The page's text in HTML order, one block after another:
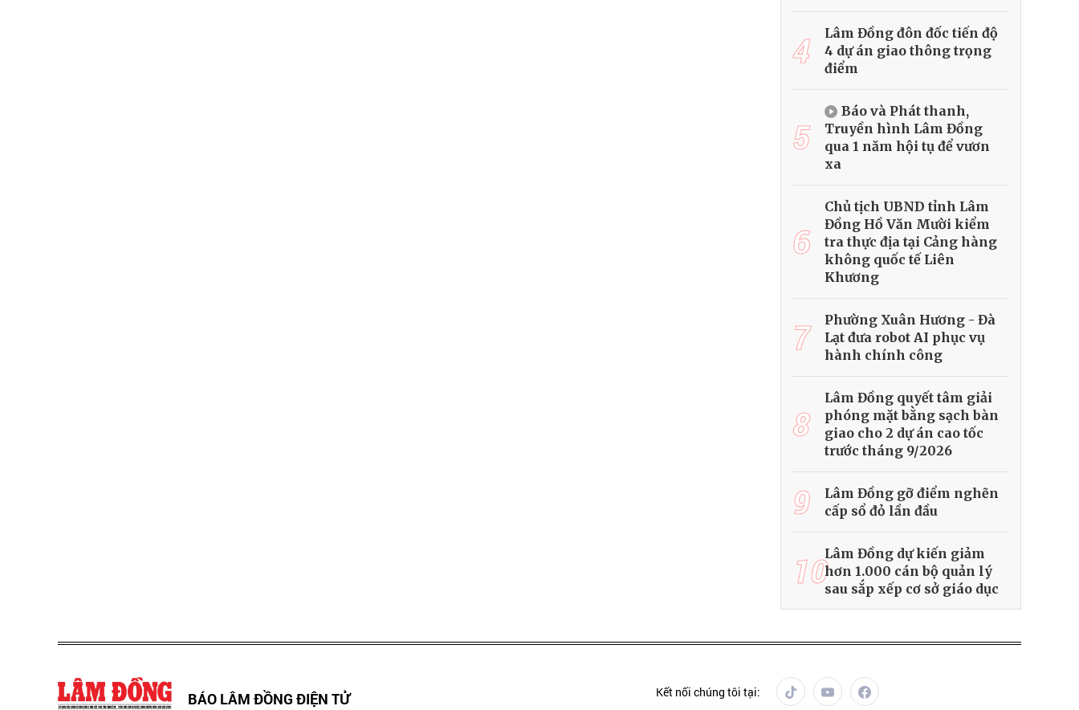
4
Lâm Đồng đôn đốc tiến độ
4 dự án giao thông trọng
điểm
5
Báo và Phát thanh,
Truyền hình Lâm Đồng
qua 1 năm hội tụ để vươn
xa
6
Chủ tịch UBND tỉnh Lâm
Đồng Hồ Văn Mười kiểm
tra thực địa tại Cảng hàng
không quốc tế Liên
Khương
7
Phường Xuân Hương - Đà
Lạt đưa robot AI phục vụ
hành chính công
8
Lâm Đồng quyết tâm giải
phóng mặt bằng sạch bàn
giao cho 2 dự án cao tốc
trước tháng 9/2026
9
Lâm Đồng gỡ điểm nghẽn
cấp sổ đỏ lần đầu
10Lâm Đồng dự kiến giảm
hơn 1.000 cán bộ quản lý
sau sắp xếp cơ sở giáo dục
BÁO LÂM ĐỒNG ĐIỆN TỬ Kết nối chúng tôi tại: